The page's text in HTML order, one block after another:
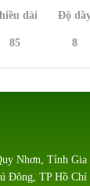
dài Độ
85 8
Nhơn, Tỉnh
Đông, TP Hồ